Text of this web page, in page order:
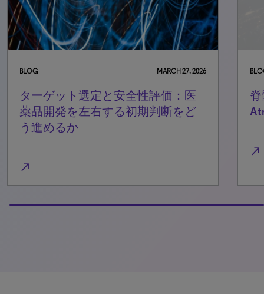
BLOG MARCH 27, 2026
ターゲット選定と安全性評価：医
薬品開発を左右する初期判断をど
う進めるか
north_east
north_east